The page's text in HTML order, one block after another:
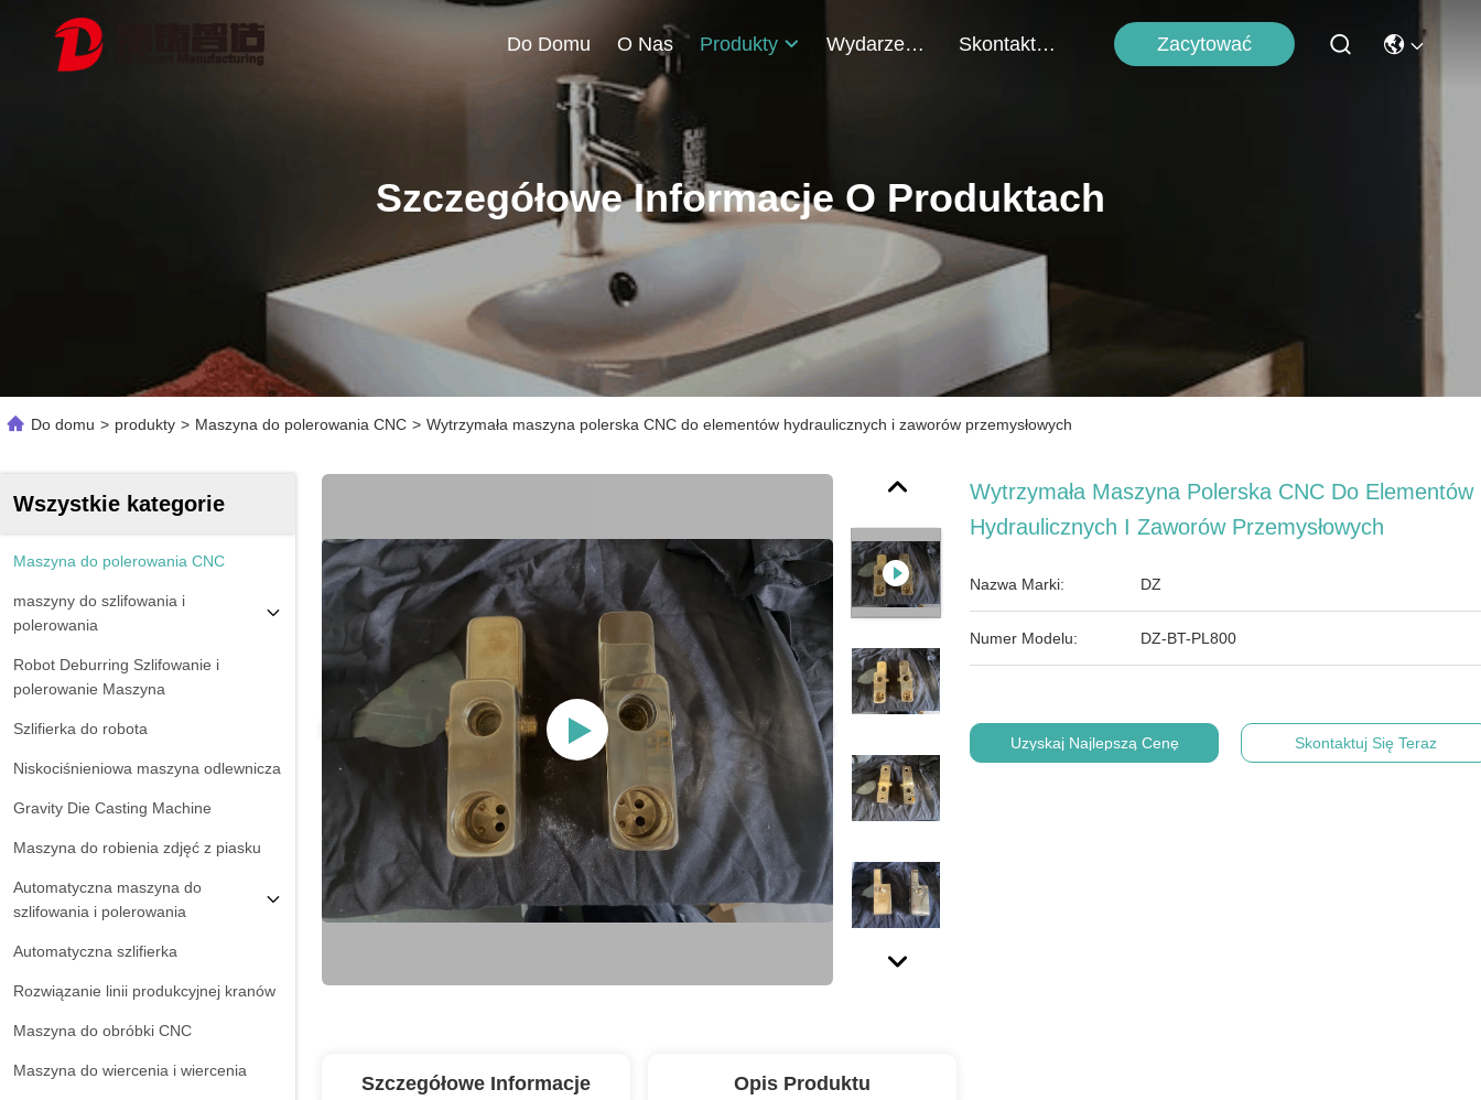
Do Domu O Nas Produkty Wydarzenia Skontaktuj Się Z Nami Zacytować
Szczegółowe Informacje O Produktach
Do domu > produkty > Maszyna do polerowania CNC > Wytrzymała maszyna polerska CNC do elementów hydraulicznych i zaworów przemysłowych
Wszystkie kategorie
Maszyna do polerowania CNC
maszyny do szlifowania i
polerowania
Robot Deburring Szlifowanie i
polerowanie Maszyna
Szlifierka do robota
Niskociśnieniowa maszyna odlewnicza
Gravity Die Casting Machine
Maszyna do robienia zdjęć z piasku
Automatyczna maszyna do
szlifowania i polerowania
Automatyczna szlifierka
Rozwiązanie linii produkcyjnej kranów
Maszyna do obróbki CNC
Maszyna do wiercenia i wiercenia
Wytrzymała Maszyna Polerska CNC Do Elementów
Hydraulicznych I Zaworów Przemysłowych
Nazwa Marki: DZ
Numer Modelu: DZ-BT-PL800
Uzyskaj Najlepszą Cenę Skontaktuj Się Teraz
Szczegółowe Informacje Opis Produktu